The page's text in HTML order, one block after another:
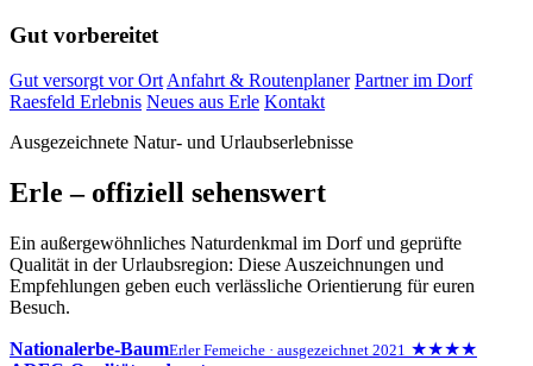
Gut vorbereitet
Gut versorgt vor OrtAnfahrt & Routenplaner Partner im Dorf
Raesfeld Erlebnis Neues aus Erle Kontakt
Ausgezeichnete Natur- und Urlaubserlebnisse
Erle – offiziell sehenswert
Ein außergewöhnliches Naturdenkmal im Dorf und geprüfte
Qualität in der Urlaubsregion: Diese Auszeichnungen und
Empfehlungen geben euch verlässliche Orientierung für euren
Besuch.
Nationalerbe-BaumErler Femeiche · ausgezeichnet 2021 ★★★★